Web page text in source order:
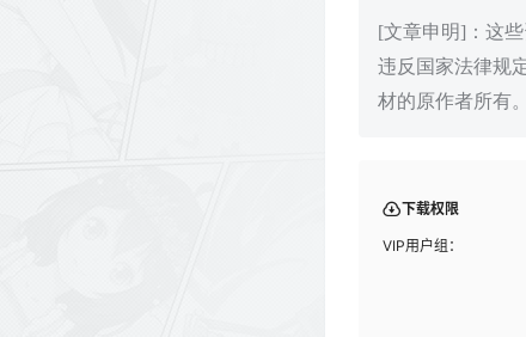
[文章申明]：这
违反国家法律规
材的原作者所有。
下载权限
VIP用户组：